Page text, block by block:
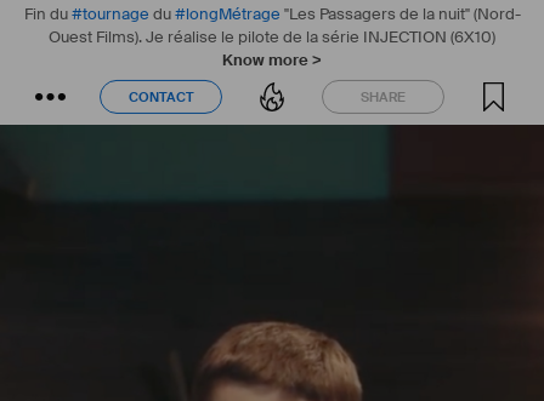
Fin du#tournage du#longMétrage "Les Passagers de la nuit" (Nord-
Ouest Films). Je réalise le pilote de la série INJECTION (6X10)
Know more >
CONTACT SHARE
CONTACT SHARE